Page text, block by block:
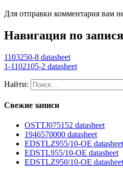
Для отправки комментария вам
Навигация по
1103250-8 datasheet
1-1102105-2 datasheet
Найти:
Свежие записи
OSTTJ075152 datasheet
1946570000 datasheet
EDSTLZ955/10-OE datasheet
EDSTL955/10-OE datasheet
EDSTLZ950/10-OE datasheet